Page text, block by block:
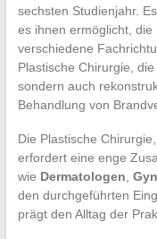
sechsten Studienjahr.
es ihnen ermöglicht,
verschiedene
Plastische Chirurgie,
sondern auch
Behandlung von
Die Plastische
erfordert eine enge
wie Dermatologen
den durchgeführten
prägt den Alltag der